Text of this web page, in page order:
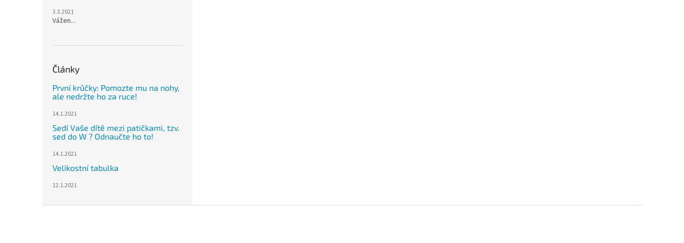
3.3.2021
Vážen...
Články
První krůčky: Pomozte mu na nohy,
ale nedržte ho za ruce!
14.1.2021
Sedí Vaše dítě mezi patičkami, tzv.
sed do W ? Odnaučte ho to!
14.1.2021
Velikostní tabulka
12.1.2021